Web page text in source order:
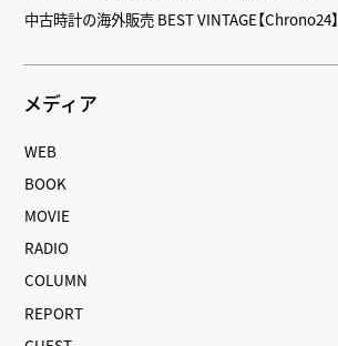
中古時計の海外販売 BEST VINTAGE【Chrono24】
メディア
WEB
BOOK
MOVIE
RADIO
COLUMN
REPORT